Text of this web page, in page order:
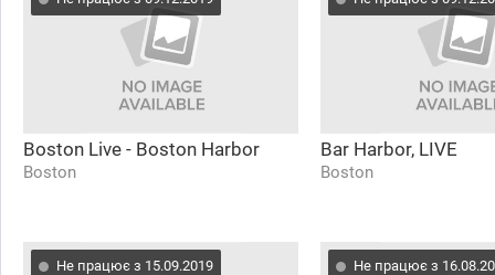
Boston Live - Boston Harbor
Boston
Bar Harbor, LIVE
Boston
Не працює з 15.09.2019 Не працює з